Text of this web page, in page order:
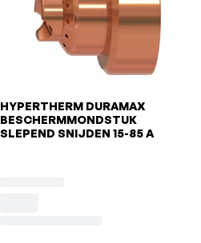
HYPERTHERM DURAMAX
BESCHERMMONDSTUK
SLEPEND SNIJDEN 15-85 A